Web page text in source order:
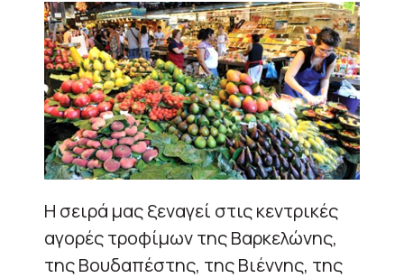
Η σειρά μας ξεναγεί στις κεντρικές
αγορές τροφίμων της Βαρκελώνης,
της Βουδαπέστης, της Βιέννης, της